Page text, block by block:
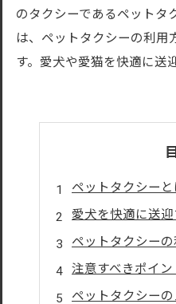
のタクシーであるペットタ
は、ペットタクシーの利用
す。愛犬や愛猫を快適に送
ペットタクシーと
愛犬を快適に送
ペットタクシー
注意すべきポイン
ペットタクシー